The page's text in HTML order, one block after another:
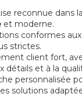
reconnue dans la
et moderne.
conformes
strictes.
client fort,
détails et à la
personnalisée
solutions